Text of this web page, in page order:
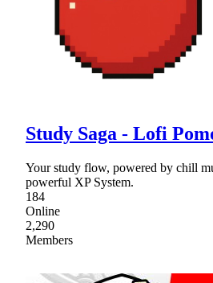
Study Saga - Lofi
Your study flow, powered by chill
powerful XP System.
184
Online
2,290
Members